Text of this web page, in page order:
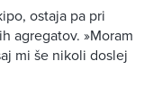
ostaja pa pri
agregatov. »Moram
mi še nikoli doslej